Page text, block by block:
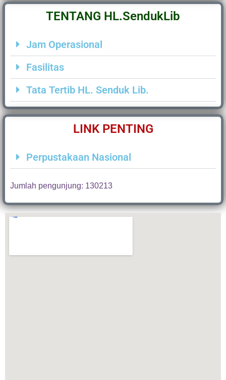
TENTANG HL.SendukLib
Jam Operasional
Fasilitas
Tata Tertib HL. Senduk Lib.
LINK PENTING
Perpustakaan Nasional
Jumlah pengunjung: 130213